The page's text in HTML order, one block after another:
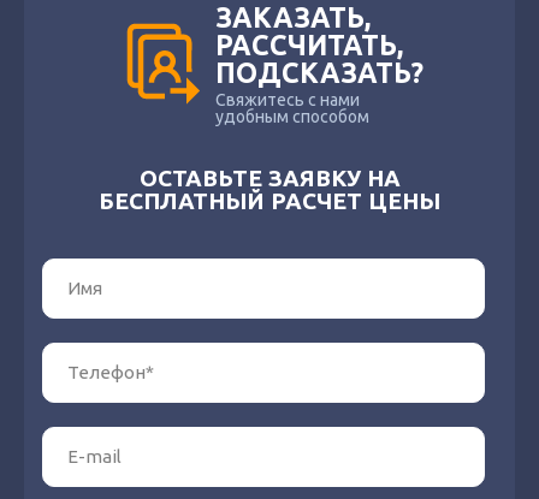
ЗАКАЗАТЬ,
РАССЧИТАТЬ,
ПОДСКАЗАТЬ?
Свяжитесь с нами
удобным способом
ОСТАВЬТЕ ЗАЯВКУ НА
БЕСПЛАТНЫЙ РАСЧЕТ ЦЕНЫ